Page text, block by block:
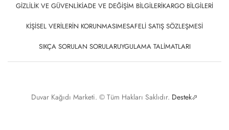
GIZLILIK VE GÜVENLIKİADE VE DEĞIŞIM BILGILERIKARGO BILGILERI
KIŞISEL VERILERIN KORUNMASIMESAFELI SATIŞ SÖZLEŞMESI
SIKÇA SORULAN SORULARUYGULAMA TALIMATLARI
Duvar Kağıdı Marketi. © Tüm Hakları Saklıdır. Destek⬀